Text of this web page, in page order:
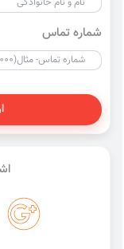
شماره تماس